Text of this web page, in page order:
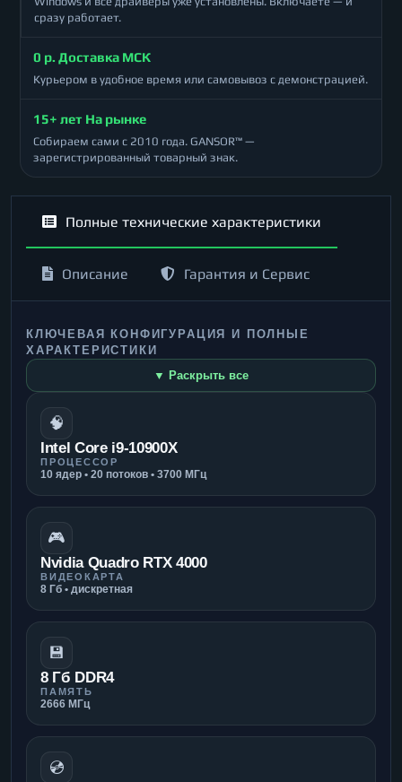
сразу работает.
0 р. Доставка МСК
Курьером в удобное время или самовывоз с демонстрацией.
15+ лет На рынке
Собираем сами с 2010 года. GANSOR™ —
зарегистрированный товарный знак.
Полные технические характеристики
Описание Гарантия и Сервис
КЛЮЧЕВАЯ КОНФИГУРАЦИЯ И ПОЛНЫЕ
ХАРАКТЕРИСТИКИ
▼ Раскрыть все
🧠
Intel Core i9-10900X
ПРОЦЕССОР
10 ядер • 20 потоков • 3700 МГц
🎮
Nvidia Quadro RTX 4000
ВИДЕОКАРТА
8 Гб • дискретная
💾
8 Гб DDR4
ПАМЯТЬ
2666 МГц
💿